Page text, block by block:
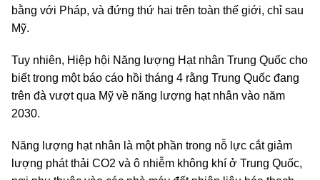
bằng với Pháp, và đứng thứ hai trên toàn thế giới, chỉ sau
Mỹ.
Tuy nhiên, Hiệp hội Năng lượng Hạt nhân Trung Quốc cho
biết trong một báo cáo hồi tháng 4 rằng Trung Quốc đang
trên đà vượt qua Mỹ về năng lượng hạt nhân vào năm
2030.
Năng lượng hạt nhân là một phần trong nỗ lực cắt giảm
lượng phát thải CO2 và ô nhiễm không khí ở Trung Quốc,